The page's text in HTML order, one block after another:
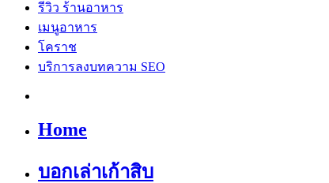
รีวิว ร้านอาหาร
เมนูอาหาร
โคราช
บริการลงบทความ SEO
Home
บอกเล่าเก้าสิบ